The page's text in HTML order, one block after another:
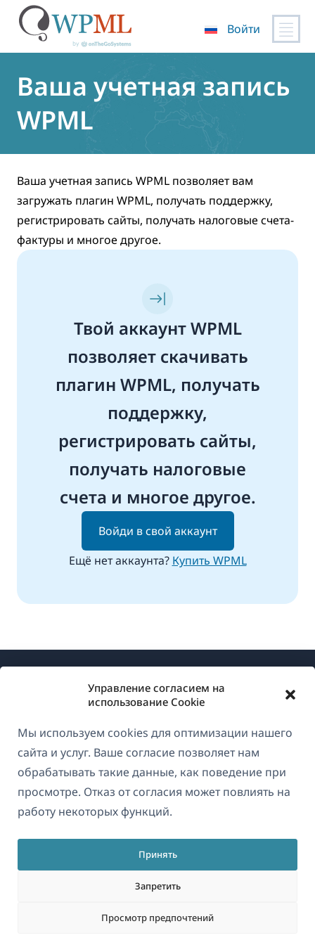
Управление согласием на
использование Cookie
Мы используем cookies для оптимизации нашего
сайта и услуг. Ваше согласие позволяет нам
обрабатывать такие данные, как поведение при
просмотре. Отказ от согласия может повлиять на
работу некоторых функций.
Принять
Запретить
Просмотр предпочтений
содержимому
Войти
Ваша учетная запись
WPML
Ваша учетная запись WPML позволяет вам
загружать плагин WPML, получать поддержку,
регистрировать сайты, получать налоговые счета-
фактуры и многое другое.
Твой аккаунт WPML
позволяет скачивать
плагин WPML, получать
поддержку,
регистрировать сайты,
получать налоговые
счета и многое другое.
Войди в свой аккаунт
Ещё нет аккаунта? Купить WPML
Русский
О WPML
GDPR и политика конфиденциальности
Присоединяйтесь к нашей команде
(открывается
в
новом
окне)
в
новом
окне)
в
окне)